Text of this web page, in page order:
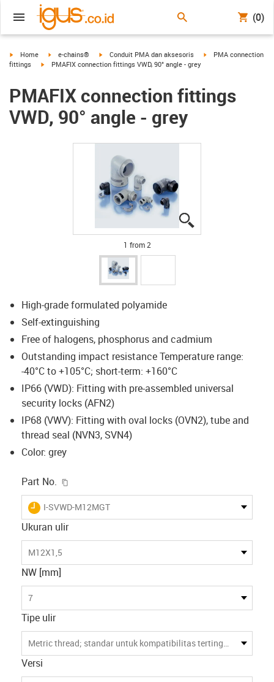
(0)
igus-icon-arrow-right
Home igus-icon-arrow-right
e-chains® igus-icon-arrow-right
Conduit PMA dan aksesoris igus-icon-arrow-right
PMA connection
fittings
igus-icon-arrow-right
PMAFIX connection fittings VWD, 90° angle - grey
PMAFIX connection fittings
VWD, 90° angle - grey
1 from 2
High-grade formulated polyamide
Self-extinguishing
Free of halogens, phosphorus and cadmium
Outstanding impact resistance Temperature range:
-40°C to +105°C; short-term: +160°C
IP66 (VWD): Fitting with pre-assembled universal
security locks (AFN2)
IP68 (VWV): Fitting with oval locks (OVN2), tube and
thread seal (NVN3, SVN4)
Color: grey
Part No.
igus-icon-lieferzeit
I-SVWD-M12MGT
Ukuran ulir
M12X1,5
NW [mm]
7
Tipe ulir
Metric thread; standar untuk kompatibilitas tertinggi
Versi